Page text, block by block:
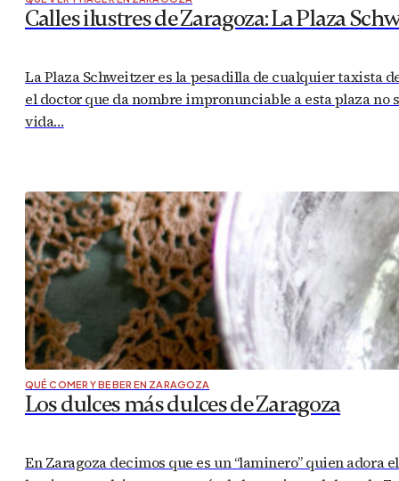
Calles ilustres de Zaragoza: La Plaza
La Plaza Schweitzer es la pesadilla de cualquier taxista
el doctor que da nombre impronunciable a esta plaza
vida…
QUÉ COMER Y BEBER EN ZARAGOZA
Los dulces más dulces de Zaragoza
En Zaragoza decimos que es un “laminero” quien adora